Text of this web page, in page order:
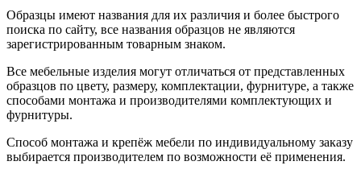
Образцы имеют названия для их различия и более быстрого
поиска по сайту, все названия образцов не являются
зарегистрированным товарным знаком.
Все мебельные изделия могут отличаться от представленных
образцов по цвету, размеру, комплектации, фурнитуре, а также
способами монтажа и производителями комплектующих и
фурнитуры.
Способ монтажа и крепёж мебели по индивидуальному заказу
выбирается производителем по возможности её применения.